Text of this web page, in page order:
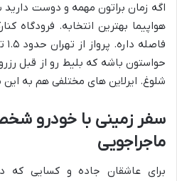
اگه زمان براتون مهمه و دوست دارید
حواستون باشه که بلیط رو از قبل
شلوغ. ایرلاین های مختلفی هم به این
سفر زمینی با خودرو
ماجراجویی
برای عاشقان جاده و کسایی که